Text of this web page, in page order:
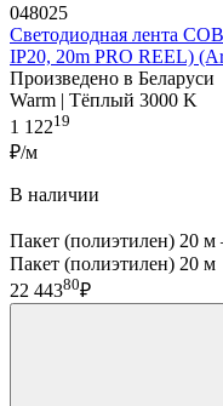
048025
Светодиодная лента
IP20, 20m PRO REEL)
Произведено в Беларуси
Warm | Тёплый 3000 K
1 12219
₽/м
В наличии
Пакет (полиэтилен) 20
Пакет (полиэтилен) 20 м
22 44380₽